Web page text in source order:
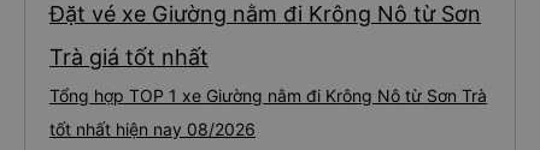
Đặt vé xe Giường nằm đi Krông Nô từ Sơn
Trà giá tốt nhất
Tổng hợp TOP 1 xe Giường nằm đi Krông Nô từ Sơn Trà
tốt nhất hiện nay 08/2026